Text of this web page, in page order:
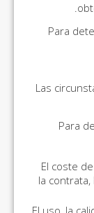
Para
Para
El coste
la
El uso, la